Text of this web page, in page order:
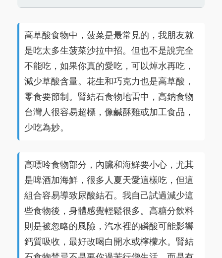
高草酸食物中，菠菜是最常見的，我朋友就
是吃太多生菠菜沙拉中招。但也不是說完全
不能吃，如果你真的愛吃，可以焯水再吃，
減少草酸含量。花生和巧克力也是高草酸，
零食要節制。腎結石食物地雷中，高鈉食物
台灣人很容易超標，像鹹酥雞或加工食品，
少吃為妙。
高嘌呤食物部分，內臟和海鮮要小心，尤其
是啤酒加海鮮，很多人夏天愛這樣吃，但這
組合容易導致尿酸結石。我自己試過減少這
些食物後，身體感覺輕鬆很多。高糖分飲料
則是被忽略的風險，汽水裡的磷酸可能影響
鈣質吸收，最好改喝白開水或檸檬水。腎結